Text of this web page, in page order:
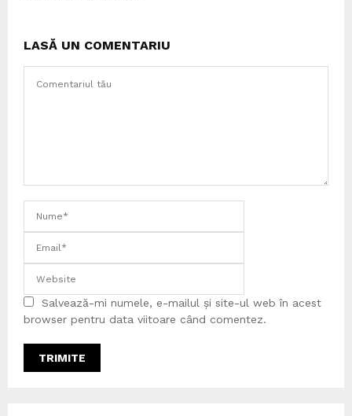
LASĂ UN COMENTARIU
Salvează-mi numele, e-mailul și site-ul web în acest
browser pentru data viitoare când comentez.